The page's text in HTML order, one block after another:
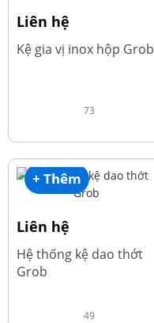
Liên hệ
Kệ gia vị inox hộp Grob
73
+ Thêm
Liên hệ
Hệ thống kệ dao thớt
Grob
49